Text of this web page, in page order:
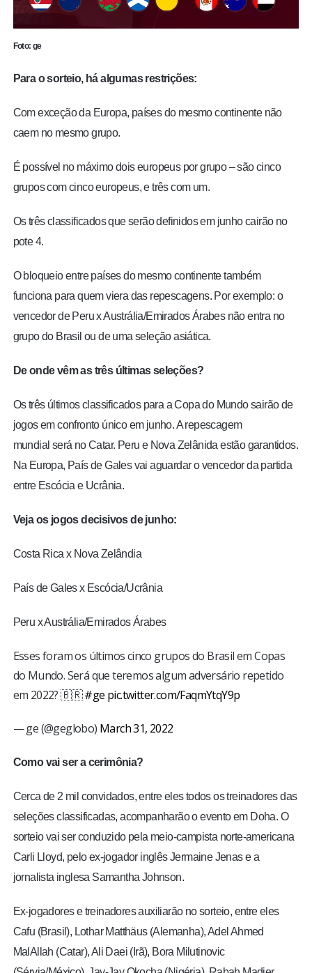
Foto: ge
Para o sorteio, há algumas restrições:
Com exceção da Europa, países do mesmo continente não
caem no mesmo grupo.
É possível no máximo dois europeus por grupo– são cinco
grupos com cinco europeus, e três com um.
Os três classificados que serão definidos em junho cairão no
pote 4.
O bloqueio entre países do mesmo continente também
funciona para quem viera das repescagens. Por exemplo: o
vencedor de Peru x Austrália/Emirados Árabes não entra no
grupo do Brasil ou de uma seleção asiática.
De onde vêm as três últimas seleções?
Os três últimos classificados para a Copa do Mundo sairão de
jogos em confronto único em junho. A repescagem
mundial será no Catar. Peru e Nova Zelânida estão garantidos.
Na Europa, País de Gales vai aguardar o vencedor da partida
entre Escócia e Ucrânia.
Veja os jogos decisivos de junho:
Costa Rica x Nova Zelândia
País de Gales x Escócia/Ucrânia
Peru x Austrália/Emirados Árabes
Esses foram os últimos cinco grupos do Brasil em Copas
do Mundo. Será que teremos algum adversário repetido
em 2022? 🇧🇷#ge pic.twitter.com/FaqmYtqY9p
— ge (@geglobo) March 31, 2022
Como vai ser a cerimônia?
Cerca de 2 mil convidados, entre eles todos os treinadores das
seleções classificadas, acompanharão o evento em Doha. O
sorteio vai ser conduzido pela meio-campista norte-americana
Carli Lloyd, pelo ex-jogador inglês Jermaine Jenas e a
jornalista inglesa Samantha Johnson.
Ex-jogadores e treinadores auxiliarão no sorteio, entre eles
Cafu (Brasil), Lothar Matthäus (Alemanha), Adel Ahmed
MalAllah (Catar), Ali Daei (Irã), Bora Milutinovic